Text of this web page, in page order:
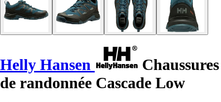
Helly Hansen
Chaussures
de randonnée Cascade Low